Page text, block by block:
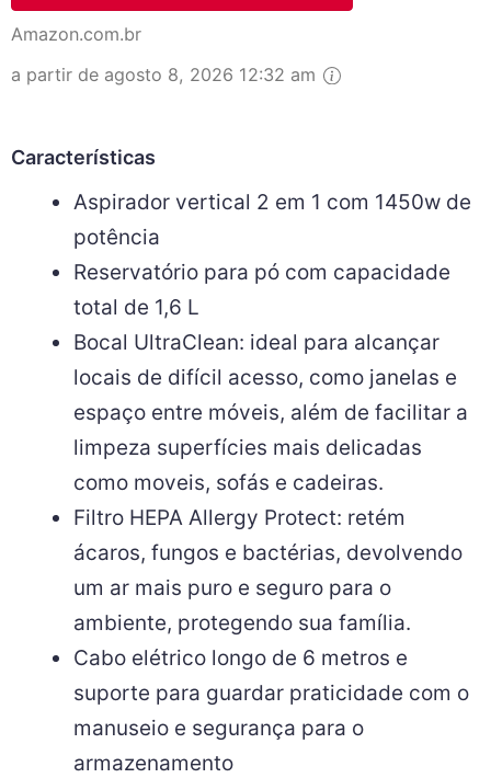
Amazon.com.br
a partir de agosto 8, 2026 12:32 am
Características
Aspirador vertical 2 em 1 com 1450w de
potência
Reservatório para pó com capacidade
total de 1,6 L
Bocal UltraClean: ideal para alcançar
locais de difícil acesso, como janelas e
espaço entre móveis, além de facilitar a
limpeza superfícies mais delicadas
como moveis, sofás e cadeiras.
Filtro HEPA Allergy Protect: retém
ácaros, fungos e bactérias, devolvendo
um ar mais puro e seguro para o
ambiente, protegendo sua família.
Cabo elétrico longo de 6 metros e
suporte para guardar praticidade com o
manuseio e segurança para o
armazenamento